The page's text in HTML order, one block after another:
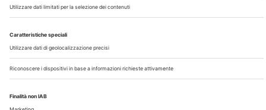
©2026 Edra S.p.a | www.edraspa.it | P.iva 08056040960
| Tel. 02/881841 | Sede legale: Viale Enrico Forlanini 21 -